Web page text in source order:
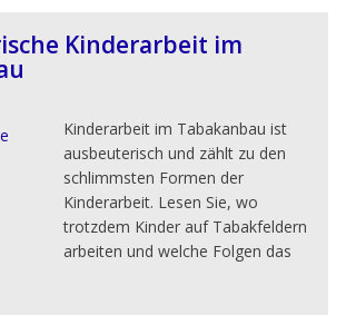
Kinderarbeit im
Kinderarbeit im Tabakanbau ist
ausbeuterisch und zählt zu den
schlimmsten Formen der
Kinderarbeit. Lesen Sie, wo
trotzdem Kinder auf Tabakfeldern
arbeiten und welche Folgen das